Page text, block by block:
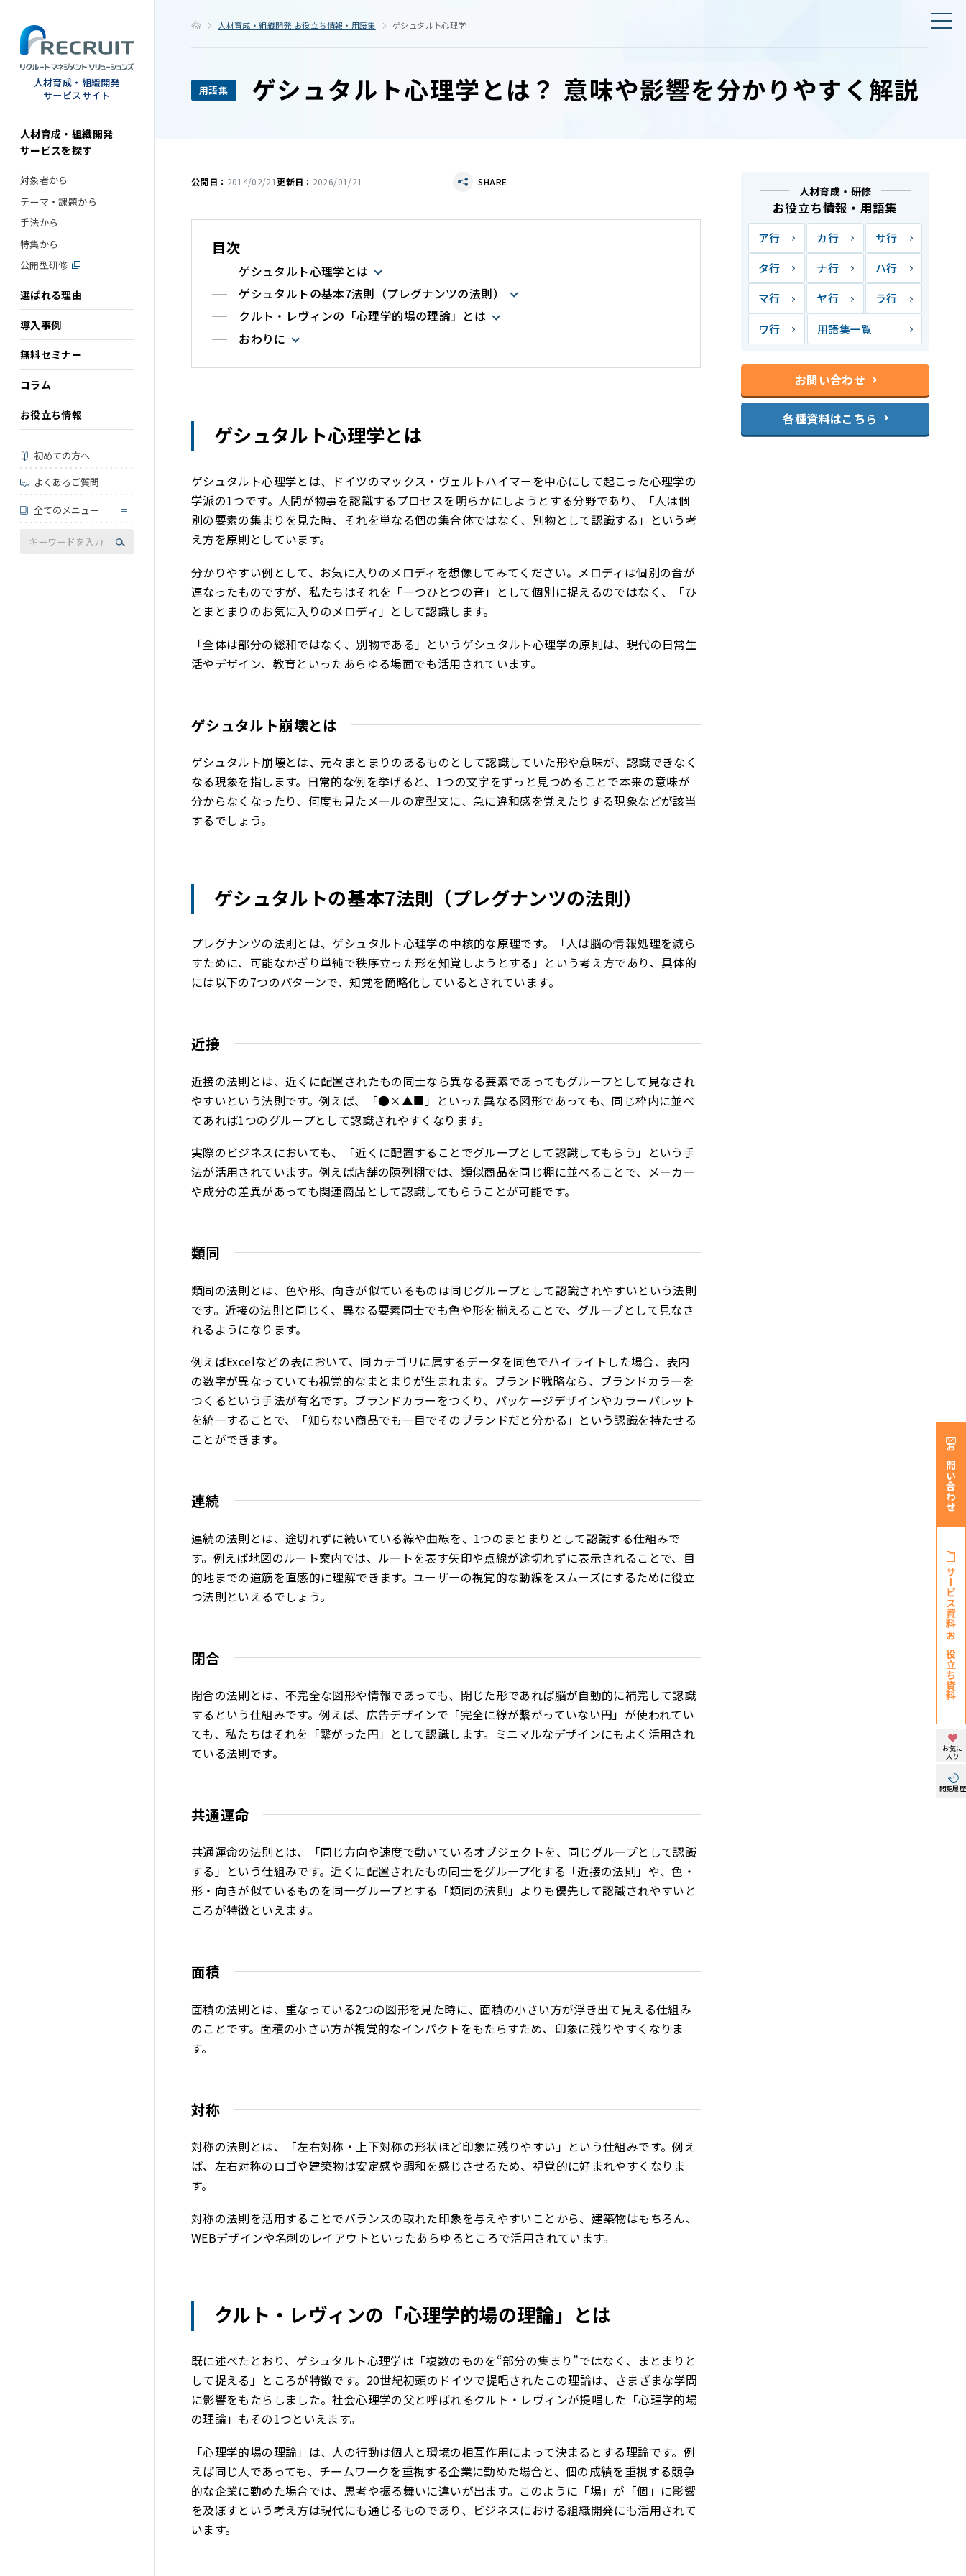
人材育成・組織開発
サービスサイト
人材育成・組織開発
サービスを探す
対象者から
テーマ・課題から
手法から
特集から
公開型研修
選ばれる理由
導入事例
無料セミナー
コラム
お役立ち情報
初めての方へ
よくあるご質問
全てのメニュー
人材育成・組織開発 お役立ち情報・用語集 ゲシュタルト心理学
用語集 ゲシュタルト心理学とは？ 意味や影響を分かりやすく解説
公開日： 2014/02/21更新日： 2026/01/21 SHARE
目次
ゲシュタルト心理学とは
ゲシュタルトの基本7法則（プレグナンツの法則）
クルト・レヴィンの「心理学的場の理論」とは
おわりに
ゲシュタルト心理学とは
ゲシュタルト心理学とは、ドイツのマックス・ヴェルトハイマーを中心にして起こった心理学の
学派の1つです。人間が物事を認識するプロセスを明らかにしようとする分野であり、「人は個
別の要素の集まりを見た時、それを単なる個の集合体ではなく、別物として認識する」という考
え方を原則としています。
分かりやすい例として、お気に入りのメロディを想像してみてください。メロディは個別の音が
連なったものですが、私たちはそれを「一つひとつの音」として個別に捉えるのではなく、「ひ
とまとまりのお気に入りのメロディ」として認識します。
「全体は部分の総和ではなく、別物である」というゲシュタルト心理学の原則は、現代の日常生
活やデザイン、教育といったあらゆる場面でも活用されています。
ゲシュタルト崩壊とは
ゲシュタルト崩壊とは、元々まとまりのあるものとして認識していた形や意味が、認識できなく
なる現象を指します。日常的な例を挙げると、1つの文字をずっと見つめることで本来の意味が
分からなくなったり、何度も見たメールの定型文に、急に違和感を覚えたりする現象などが該当
するでしょう。
ゲシュタルトの基本7法則（プレグナンツの法則）
プレグナンツの法則とは、ゲシュタルト心理学の中核的な原理です。「人は脳の情報処理を減ら
すために、可能なかぎり単純で秩序立った形を知覚しようとする」という考え方であり、具体的
には以下の7つのパターンで、知覚を簡略化しているとされています。
近接
近接の法則とは、近くに配置されたもの同士なら異なる要素であってもグループとして見なされ
やすいという法則です。例えば、「●×▲■」といった異なる図形であっても、同じ枠内に並べ
てあれば1つのグループとして認識されやすくなります。
実際のビジネスにおいても、「近くに配置することでグループとして認識してもらう」という手
法が活用されています。例えば店舗の陳列棚では、類似商品を同じ棚に並べることで、メーカー
や成分の差異があっても関連商品として認識してもらうことが可能です。
類同
類同の法則とは、色や形、向きが似ているものは同じグループとして認識されやすいという法則
です。近接の法則と同じく、異なる要素同士でも色や形を揃えることで、グループとして見なさ
れるようになります。
例えばExcelなどの表において、同カテゴリに属するデータを同色でハイライトした場合、表内
の数字が異なっていても視覚的なまとまりが生まれます。ブランド戦略なら、ブランドカラーを
つくるという手法が有名です。ブランドカラーをつくり、パッケージデザインやカラーパレット
を統一することで、「知らない商品でも一目でそのブランドだと分かる」という認識を持たせる
ことができます。
連続
連続の法則とは、途切れずに続いている線や曲線を、1つのまとまりとして認識する仕組みで
す。例えば地図のルート案内では、ルートを表す矢印や点線が途切れずに表示されることで、目
的地までの道筋を直感的に理解できます。ユーザーの視覚的な動線をスムーズにするために役立
つ法則といえるでしょう。
閉合
閉合の法則とは、不完全な図形や情報であっても、閉じた形であれば脳が自動的に補完して認識
するという仕組みです。例えば、広告デザインで「完全に線が繋がっていない円」が使われてい
ても、私たちはそれを「繋がった円」として認識します。ミニマルなデザインにもよく活用され
ている法則です。
共通運命
共通運命の法則とは、「同じ方向や速度で動いているオブジェクトを、同じグループとして認識
する」という仕組みです。近くに配置されたもの同士をグループ化する「近接の法則」や、色・
形・向きが似ているものを同一グループとする「類同の法則」よりも優先して認識されやすいと
ころが特徴といえます。
面積
面積の法則とは、重なっている2つの図形を見た時に、面積の小さい方が浮き出て見える仕組み
のことです。面積の小さい方が視覚的なインパクトをもたらすため、印象に残りやすくなりま
す。
対称
対称の法則とは、「左右対称・上下対称の形状ほど印象に残りやすい」という仕組みです。例え
ば、左右対称のロゴや建築物は安定感や調和を感じさせるため、視覚的に好まれやすくなりま
す。
対称の法則を活用することでバランスの取れた印象を与えやすいことから、建築物はもちろん、
WEBデザインや名刺のレイアウトといったあらゆるところで活用されています。
クルト・レヴィンの「心理学的場の理論」とは
既に述べたとおり、ゲシュタルト心理学は「複数のものを“部分の集まり”ではなく、まとまりと
して捉える」ところが特徴です。20世紀初頭のドイツで提唱されたこの理論は、さまざまな学問
に影響をもたらしました。社会心理学の父と呼ばれるクルト・レヴィンが提唱した「心理学的場
の理論」もその1つといえます。
「心理学的場の理論」は、人の行動は個人と環境の相互作用によって決まるとする理論です。例
えば同じ人であっても、チームワークを重視する企業に勤めた場合と、個の成績を重視する競争
的な企業に勤めた場合では、思考や振る舞いに違いが出ます。このように「場」が「個」に影響
を及ぼすという考え方は現代にも通じるものであり、ビジネスにおける組織開発にも活用されて
います。
人材育成・研修
お役立ち情報・用語集
ア行 カ行 サ行
タ行 ナ行 ハ行
マ行 ヤ行 ラ行
ワ行 用語集一覧
お問い合わせ
各種資料はこちら
お問い合わせ
サービス資料・
お役立ち資料
お気に
入り
閲覧履歴